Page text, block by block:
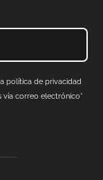
política de privacidad
vía correo electrónico*